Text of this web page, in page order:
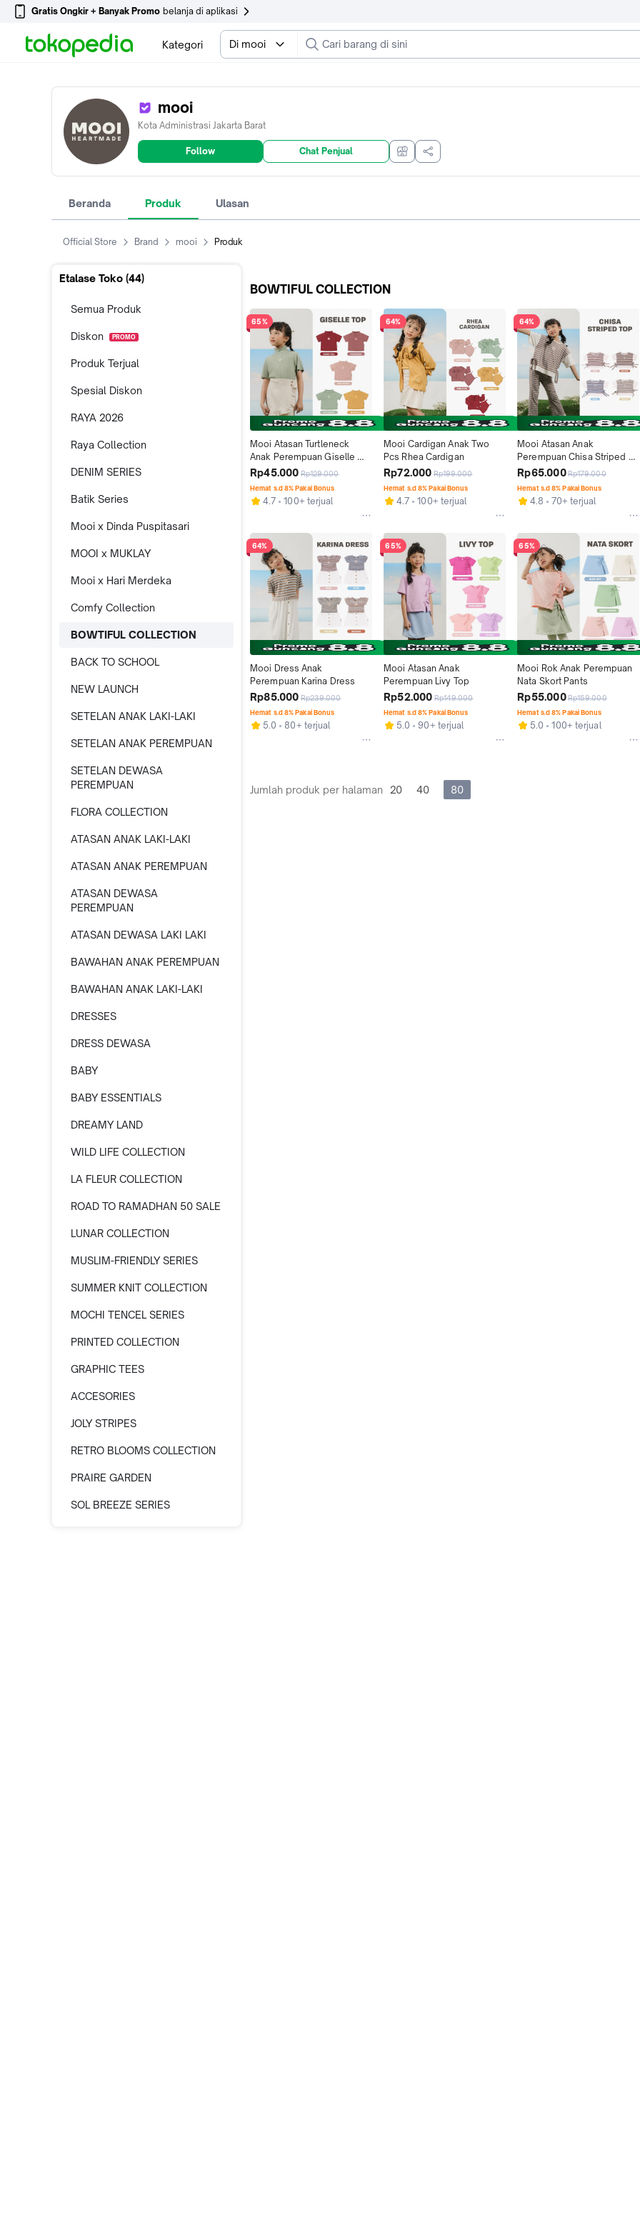
Gratis Ongkir + Banyak Promo belanja di aplikasi
Kategori Di mooi
mooi
Kota Administrasi Jakarta Barat
Follow Chat Penjual
Beranda Produk Ulasan
Official Store Brand mooi Produk
Etalase Toko (44)
Semua Produk
Diskon PROMO
Produk Terjual
Spesial Diskon
RAYA 2026
Raya Collection
DENIM SERIES
Batik Series
Mooi x Dinda Puspitasari
MOOI x MUKLAY
Mooi x Hari Merdeka
Comfy Collection
BOWTIFUL COLLECTION
BACK TO SCHOOL
NEW LAUNCH
SETELAN ANAK LAKI-LAKI
SETELAN ANAK PEREMPUAN
SETELAN DEWASA
PEREMPUAN
FLORA COLLECTION
ATASAN ANAK LAKI-LAKI
ATASAN ANAK PEREMPUAN
ATASAN DEWASA
PEREMPUAN
ATASAN DEWASA LAKI LAKI
BAWAHAN ANAK PEREMPUAN
BAWAHAN ANAK LAKI-LAKI
DRESSES
DRESS DEWASA
BABY
BABY ESSENTIALS
DREAMY LAND
WILD LIFE COLLECTION
LA FLEUR COLLECTION
ROAD TO RAMADHAN 50 SALE
LUNAR COLLECTION
MUSLIM-FRIENDLY SERIES
SUMMER KNIT COLLECTION
MOCHI TENCEL SERIES
PRINTED COLLECTION
GRAPHIC TEES
ACCESORIES
JOLY STRIPES
RETRO BLOOMS COLLECTION
PRAIRE GARDEN
SOL BREEZE SERIES
BOWTIFUL COLLECTION
65%
Mooi Atasan Turtleneck
Anak Perempuan Giselle
Top
Rp45.000 Rp129.000
Hemat s.d 8% Pakai Bonus
4.7 100+ terjual
64%
Mooi Cardigan Anak Two
Pcs Rhea Cardigan
Rp72.000 Rp199.000
Hemat s.d 8% Pakai Bonus
4.7 100+ terjual
64%
Mooi Atasan Anak
Perempuan Chisa Striped
Tee
Rp65.000Rp179.000
Hemat s.d 8% Pakai Bonus
4.8 70+ terjual
64%
Mooi Dress Anak
Perempuan Karina Dress
Rp85.000 Rp239.000
Hemat s.d 8% Pakai Bonus
5.0 80+ terjual
65%
Mooi Atasan Anak
Perempuan Livy Top
Rp52.000 Rp149.000
Hemat s.d 8% Pakai Bonus
5.0 90+ terjual
65%
Mooi Rok Anak Perempuan
Nata Skort Pants
Rp55.000Rp159.000
Hemat s.d 8% Pakai Bonus
5.0 100+ terjual
Jumlah produk per halaman 20 40 80